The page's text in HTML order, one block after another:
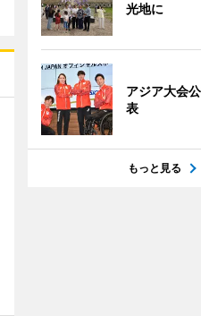
光地に
アジア大会
表
もっと見る